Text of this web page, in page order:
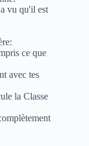
vu qu'il est
ce que
avec tes
la Classe